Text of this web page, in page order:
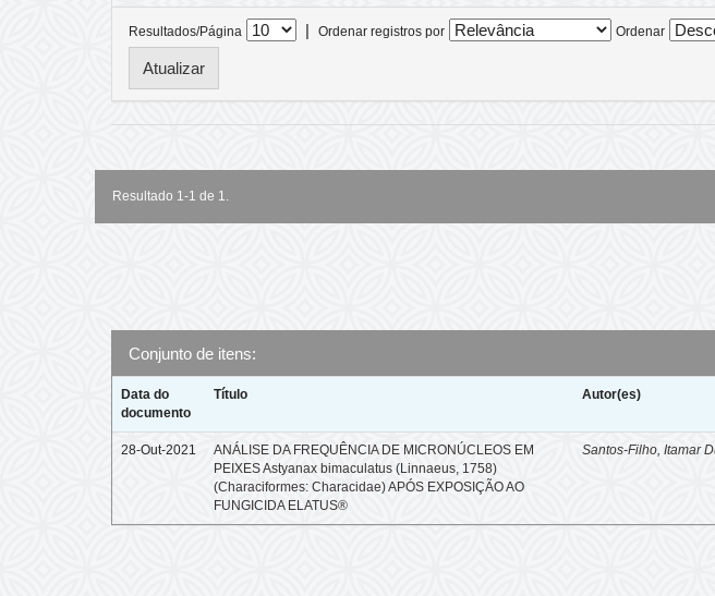
Resultados/Página | Ordenar registros por Ordenar
Resultado 1-1 de 1.
Conjunto de itens:
Data do
documento
Título Autor(es)
28-Out-2021
ANÁLISE DA FREQUÊNCIA DE MICRONÚCLEOS EM
PEIXES Astyanax bimaculatus (Linnaeus, 1758)
(Characiformes: Characidae) APÓS EXPOSIÇÃO AO
FUNGICIDA ELATUS®
Santos-Filho, Itamar